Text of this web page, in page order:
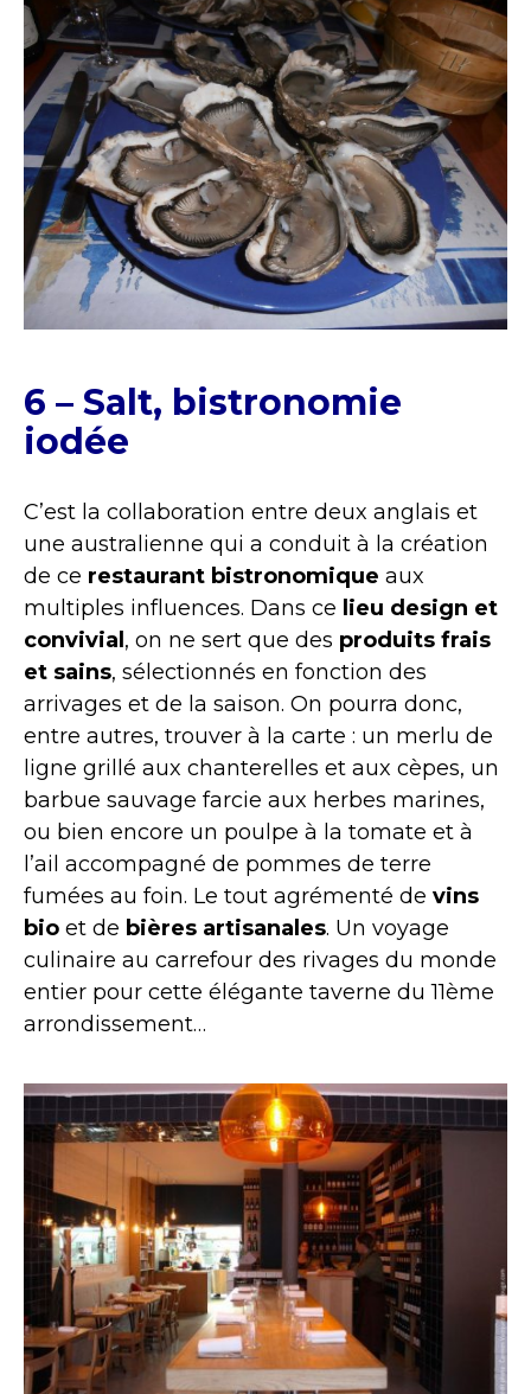
6 – Salt, bistronomie
iodée
C’est la collaboration entre deux anglais et
une australienne qui a conduit à la création
de ce restaurant bistronomique aux
multiples influences. Dans ce lieu design et
convivial , on ne sert que des produits frais
et sains, sélectionnés en fonction des
arrivages et de la saison. On pourra donc,
entre autres, trouver à la carte : un merlu de
ligne grillé aux chanterelles et aux cèpes, un
barbue sauvage farcie aux herbes marines,
ou bien encore un poulpe à la tomate et à
l’ail accompagné de pommes de terre
fumées au foin. Le tout agrémenté de vins
bio et de bières artisanales. Un voyage
culinaire au carrefour des rivages du monde
entier pour cette élégante taverne du 11ème
arrondissement…